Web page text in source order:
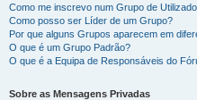
Como me inscrevo num Grupo de
Como posso ser Líder de um Grupo?
Por que alguns Grupos aparecem em
O que é um Grupo Padrão?
O que é a Equipa de Responsáveis do
Sobre as Mensagens Privadas